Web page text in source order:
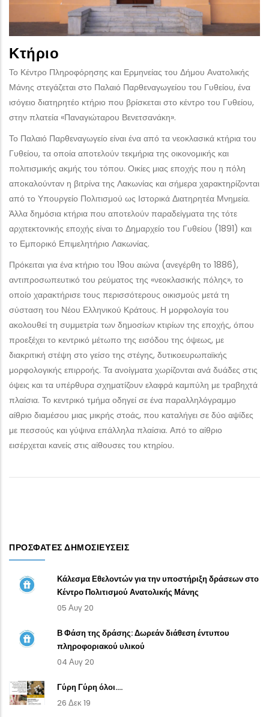
Κτήριο
Το Κέντρο Πληροφόρησης και Ερμηνείας του Δήμου Ανατολικής
Μάνης στεγάζεται στο Παλαιό Παρθεναγωγείου του Γυθείου, ένα
ισόγειο διατηρητέο κτήριο που βρίσκεται στο κέντρο του Γυθείου,
στην πλατεία «Παναγιώταρου Βενετσανάκη».
Το Παλαιό Παρθεναγωγείο είναι ένα από τα νεοκλασικά κτήρια του
Γυθείου, τα οποία αποτελούν τεκμήρια της οικονομικής και
πολιτισμικής ακμής του τόπου. Οικίες μιας εποχής που η πόλη
αποκαλούνταν η βιτρίνα της Λακωνίας και σήμερα χαρακτηρίζονται
από το Υπουργείο Πολιτισμού ως Ιστορικά Διατηρητέα Μνημεία.
Άλλα δημόσια κτήρια που αποτελούν παραδείγματα της τότε
αρχιτεκτονικής εποχής είναι το Δημαρχείο του Γυθείου (1891) και
το Εμπορικό Επιμελητήριο Λακωνίας.
Πρόκειται για ένα κτήριο του 19ου αιώνα (ανεγέρθη το 1886),
αντιπροσωπευτικό του ρεύματος της «νεοκλασικής πόλης», το
οποίο χαρακτήρισε τους περισσότερους οικισμούς μετά τη
σύσταση του Νέου Ελληνικού Κράτους. Η μορφολογία του
ακολουθεί τη συμμετρία των δημοσίων κτιρίων της εποχής, όπου
προεξέχει το κεντρικό μέτωπο της εισόδου της όψεως, με
διακριτική στέψη στο γείσο της στέγης, δυτικοευρωπαϊκής
μορφολογικής επιρροής. Τα ανοίγματα χωρίζονται ανά δυάδες στις
όψεις και τα υπέρθυρα σχηματίζουν ελαφρά καμπύλη με τραβηχτά
πλαίσια. Το κεντρικό τμήμα οδηγεί σε ένα παραλληλόγραμμο
αίθριο διαμέσου μιας μικρής στοάς, που καταλήγει σε δύο αψίδες
με πεσσούς και γύψινα επάλληλα πλαίσια. Από το αίθριο
εισέρχεται κανείς στις αίθουσες του κτηρίου.
ΠΡΌΣΦΑΤΕΣ ΔΗΜΟΣΙΕΎΣΕΙΣ
Κάλεσμα Εθελοντών για την υποστήριξη δράσεων στο
Κέντρο Πολιτισμού Ανατολικής Μάνης
05 Αυγ 20
Β Φάση της δράσης: Δωρεάν διάθεση έντυπου
πληροφοριακού υλικού
04 Αυγ 20
Γύρη Γύρη όλοι....
26 Δεκ 19